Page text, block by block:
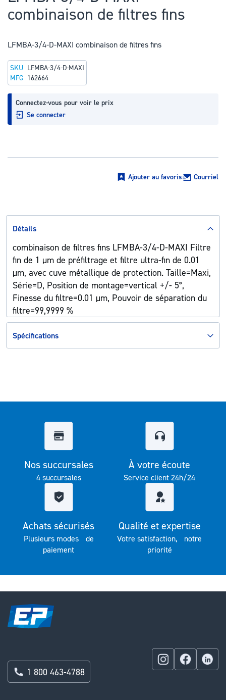
début
la
d’images
combinaison de filtres fins
LFMBA-3/4-D-MAXI combinaison de filtres fins
Connectez-vous pour voir le prix
Se connecter
SKU LFMBA-3/4-D-MAXI
MFG 162664
Ajouter au favoris Courriel
Détails
combinaison de filtres fins LFMBA-3/4-D-MAXI Filtre
fin de 1 µm de préfiltrage et filtre ultra-fin de 0.01
µm, avec cuve métallique de protection. Taille=Maxi,
Série=D, Position de montage=vertical +/- 5°,
Finesse du filtre=0.01 µm, Pouvoir de séparation du
filtre=99,9999 %
Spécifications
Nos succursales
4 succursales
À votre écoute
Service client 24h/24
Achats sécurisés
Plusieurs modes de
paiement
Qualité et expertise
Votre satisfaction, notre
priorité
1 800 463-4788